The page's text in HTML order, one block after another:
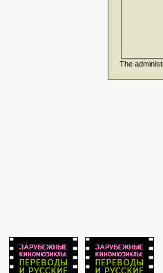
The